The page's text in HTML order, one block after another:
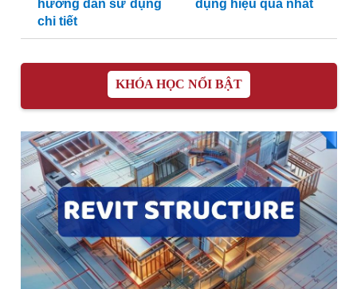
hướng dẫn sử dụng
chi tiết
dụng hiệu quả nhất
KHÓA HỌC NỔI BẬT